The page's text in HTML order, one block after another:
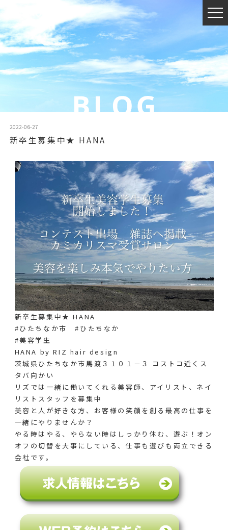
2022-06-27
新卒生募集中★ HANA
新卒生募集中★ HANA
#ひたちなか市 #ひたちなか
#美容学生
HANA by RIZ hair design
茨城県ひたちなか市馬渡３１０１－３ コストコ近くス
タバ向かい
リズでは一緒に働いてくれる美容師、アイリスト、ネイ
リストスタッフを募集中
美容と人が好きな方、お客様の笑顔を創る最高の仕事を
一緒にやりませんか？
やる時はやる、やらない時はしっかり休む、遊ぶ！オン
オフの切替を大事にしている、仕事も遊びも両立できる
会社です。